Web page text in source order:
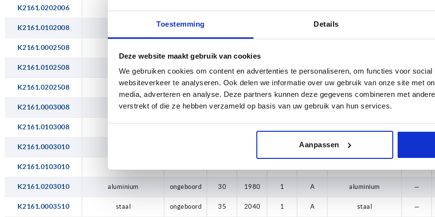
Toestemming Details
Deze website maakt gebruik van cookies
We gebruiken cookies om content en advertenties te personaliseren, om functies voor social
websiteverkeer te analyseren. Ook delen we informatie over uw gebruik van onze site met
media, adverteren en analyse. Deze partners kunnen deze gegevens combineren met
verstrekt of die ze hebben verzameld op basis van uw gebruik van hun services.
Aanpassen
120
K2161.0202006
K2161.0102008 ongeboord A
K2161.0002508
K2161.0102508 rvs A2 ongeboord 25 2040 0,8 rvs
K2161.0202508 aluminium ongeboord 25 1000 0,8 A staal —
K2161.0003008 staal ongeboord 30 2040 0,8 A staal
K2161.0103008
K2161.0003010 A
K2161.0103010
K2161.0203010 aluminium ongeboord 30 1980 1 A aluminium —
K2161.0003510 staal ongeboord 35 2040 1 A staal —